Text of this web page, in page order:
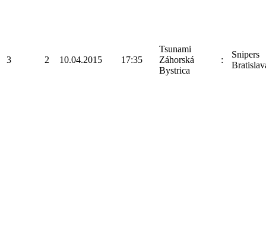
3 2 10.04.2015 17:35
Tsunami
Záhorská
Bystrica
:
Snipers